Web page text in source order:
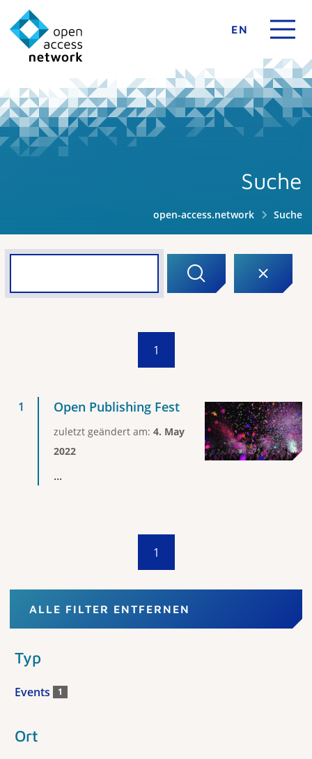
EN
Suche
open-access.network Suche
1
Open Publishing Fest
zuletzt geändert am: 4. May
2022
...
1
ALLE FILTER ENTFERNEN
Typ
Events 1
Ort